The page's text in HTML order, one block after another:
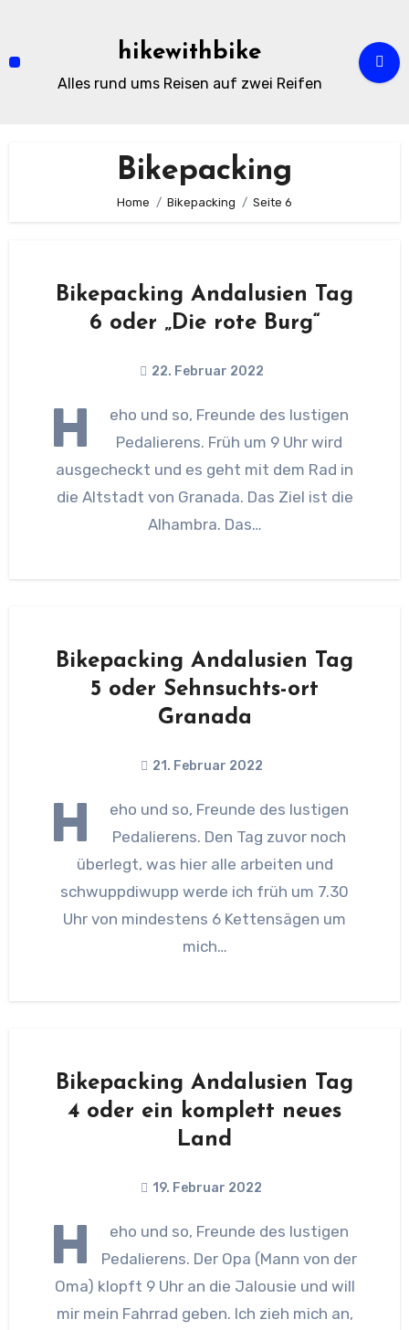
springen
hikewithbike
Alles rund ums Reisen auf zwei Reifen
Bikepacking
Home Bikepacking Seite 6
Bikepacking Andalusien Tag
6 oder „Die rote Burg“
22. Februar 2022
H
eho und so, Freunde des lustigen
Pedalierens. Früh um 9 Uhr wird
ausgecheckt und es geht mit dem Rad in
die Altstadt von Granada. Das Ziel ist die
Alhambra. Das…
Bikepacking Andalusien Tag
5 oder Sehnsuchts-ort
Granada
21. Februar 2022
H
eho und so, Freunde des lustigen
Pedalierens. Den Tag zuvor noch
überlegt, was hier alle arbeiten und
schwuppdiwupp werde ich früh um 7.30
Uhr von mindestens 6 Kettensägen um
mich…
Bikepacking Andalusien Tag
4 oder ein komplett neues
Land
19. Februar 2022
H
eho und so, Freunde des lustigen
Pedalierens. Der Opa (Mann von der
Oma) klopft 9 Uhr an die Jalousie und will
mir mein Fahrrad geben. Ich zieh mich an,